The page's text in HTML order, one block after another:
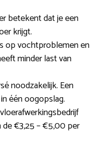
betekent dat je een
krijgt.
op vochtproblemen en
minder last van
noodzakelijk. Een
één oogopslag.
€3,25 – €5,00 per